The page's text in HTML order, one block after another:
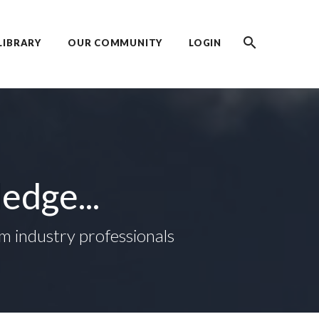
OUR COMMUNITY LOGIN
industry professionals